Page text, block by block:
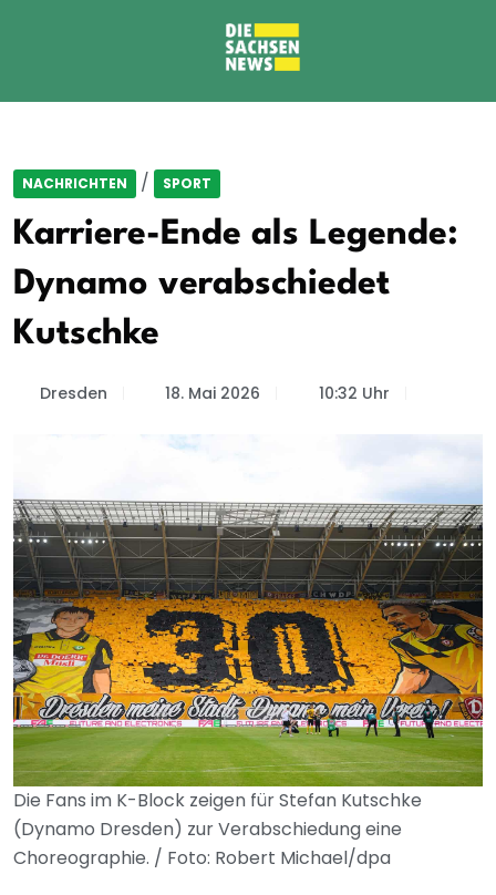
NACHRICHTEN / SPORT
Karriere-Ende als Legende:
Dynamo verabschiedet
Kutschke
Dresden 18. Mai 2026 10:32 Uhr
Die Fans im K-Block zeigen für Stefan Kutschke
(Dynamo Dresden) zur Verabschiedung eine
Choreographie. / Foto: Robert Michael/dpa